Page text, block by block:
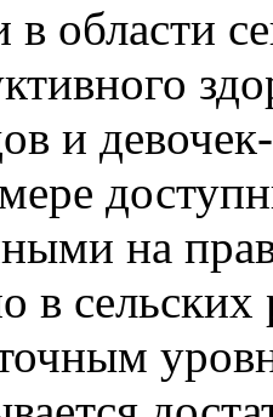
в области
и
на
в